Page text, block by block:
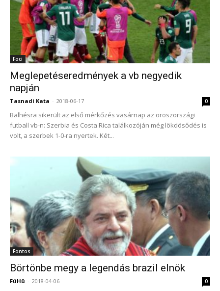
Foci
Meglepetéseredmények a vb negyedik
napján
Tasnadi Kata - 2018-06-17 0
Balhésra sikerült az első mérkőzés vasárnap az oroszországi
futball vb-n: Szerbia és Costa Rica találkozóján még lökdösődés is
volt, a szerbek 1-0-ra nyertek. Két...
Fontos
Börtönbe megy a legendás brazil elnök
FüHü - 2018-04-06 0